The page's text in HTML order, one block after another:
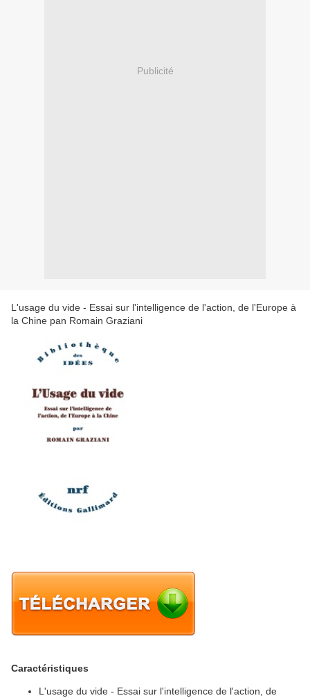
Publicité
L'usage du vide - Essai sur l'intelligence de l'action, de l'Europe à
la Chine pan Romain Graziani
Caractéristiques
L'usage du vide - Essai sur l'intelligence de l'action, de